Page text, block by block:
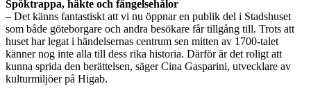
Spöktrappa, häkte och fängelsehålor
– Det känns fantastiskt att vi nu öppnar en publik del i Stadshuset
som både göteborgare och andra besökare får tillgång till. Trots att
huset har legat i händelsernas centrum sen mitten av 1700-talet
känner nog inte alla till dess rika historia. Därför är det roligt att
kunna sprida den berättelsen, säger Cina Gasparini, utvecklare av
kulturmiljöer på Higab.